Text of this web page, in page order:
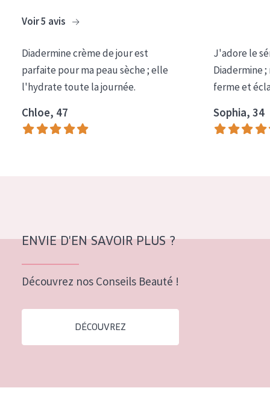
Crème pour les Yeux
Sérum
COLLECTION
Peau normale à sèche
Peau mature
Peau ménopausée
Voir 5 avis
Diadermine crème de jour est
parfaite pour ma peau sèche ; elle
l'hydrate toute la journée.
Chloe, 47
J'adore le
Diadermine
ferme et
Sophia, 34
ENVIE D'EN SAVOIR PLUS ?
Découvrez nos Conseils Beauté !
DÉCOUVREZ